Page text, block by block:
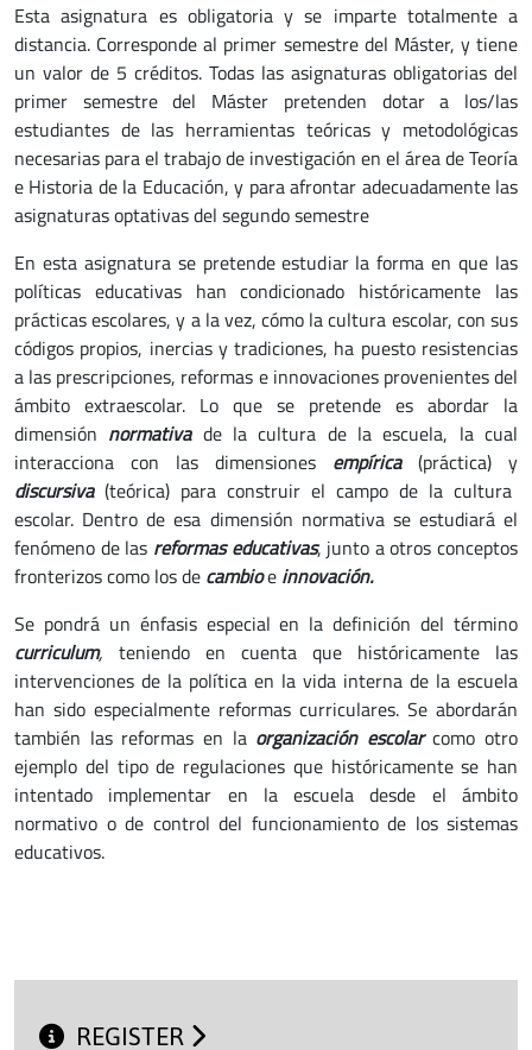
Esta asignatura es obligatoria y se imparte totalmente a
distancia. Corresponde al primer semestre del Máster, y tiene
un valor de 5 créditos. Todas las asignaturas obligatorias del
primer semestre del Máster pretenden dotar a los/las
estudiantes de las herramientas teóricas y metodológicas
necesarias para el trabajo de investigación en el área de Teoría
e Historia de la Educación, y para afrontar adecuadamente las
asignaturas optativas del segundo semestre
En esta asignatura se pretende estudiar la forma en que las
políticas educativas han condicionado históricamente las
prácticas escolares, y a la vez, cómo la cultura escolar, con sus
códigos propios, inercias y tradiciones, ha puesto resistencias
a las prescripciones, reformas e innovaciones provenientes del
ámbito extraescolar. Lo que se pretende es abordar la
dimensión normativade la cultura de la escuela, la cual
interacciona con las dimensiones empírica(práctica) y
discursiva (teórica) para construir el campo de la cultura
escolar. Dentro de esa dimensión normativa se estudiará el
fenómeno de las reformas educativas, junto a otros conceptos
fronterizos como los de cambioe innovación.
Se pondrá un énfasis especial en la definición del término
curriculum, teniendo en cuenta que históricamente las
intervenciones de la política en la vida interna de la escuela
han sido especialmente reformas curriculares. Se abordarán
también las reformas en la organización escolarcomo otro
ejemplo del tipo de regulaciones que históricamente se han
intentado implementar en la escuela desde el ámbito
normativo o de control del funcionamiento de los sistemas
educativos.
REGISTER